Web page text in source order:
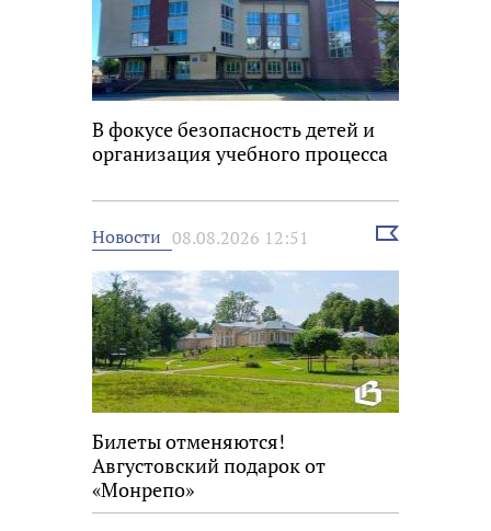
В фокусе безопасность детей и
организация учебного процесса
Новости 08.08.2026 12:51
Выбрать
Билеты отменяются!
Августовский подарок от
«Монрепо»